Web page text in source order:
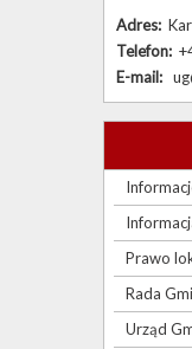
Adres:
Telefon:
E-mail:
Prawo
Rada
Urząd